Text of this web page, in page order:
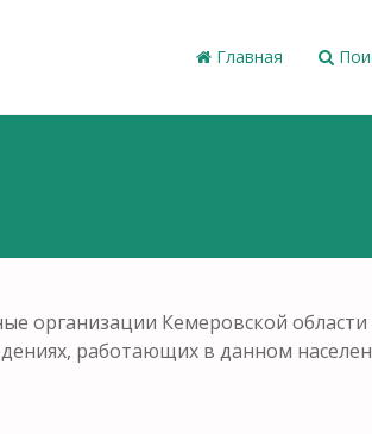
Главная
организации Кемеровской
работающих в данном